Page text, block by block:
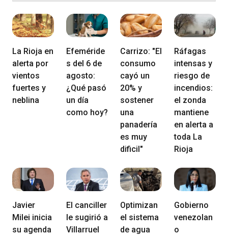
La Rioja en
alerta por
vientos
fuertes y
neblina
Efeméride
s del 6 de
agosto:
¿Qué pasó
un día
como hoy?
Carrizo: "El
consumo
cayó un
20% y
sostener
una
panadería
es muy
dificil"
Ráfagas
intensas y
riesgo de
incendios:
el zonda
mantiene
en alerta a
toda La
Rioja
Javier
Milei inicia
su agenda
El canciller
le sugirió a
Villarruel
Optimizan
el sistema
de agua
Gobierno
venezolan
o